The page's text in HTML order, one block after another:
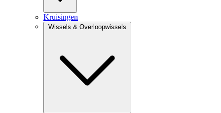
Kruisingen
Wissels & Overloopwissels